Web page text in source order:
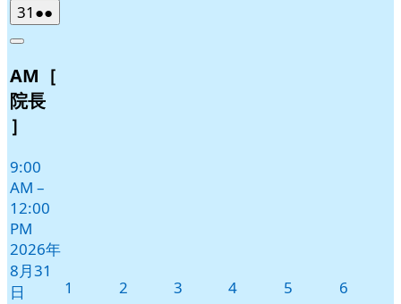
31 2026
年
月
31
日
●●
件
イ
Close
AM［
院長
］
9:00
AM –
12:00
PM
2026年
8月31
日
1 2 3 42026
5 6